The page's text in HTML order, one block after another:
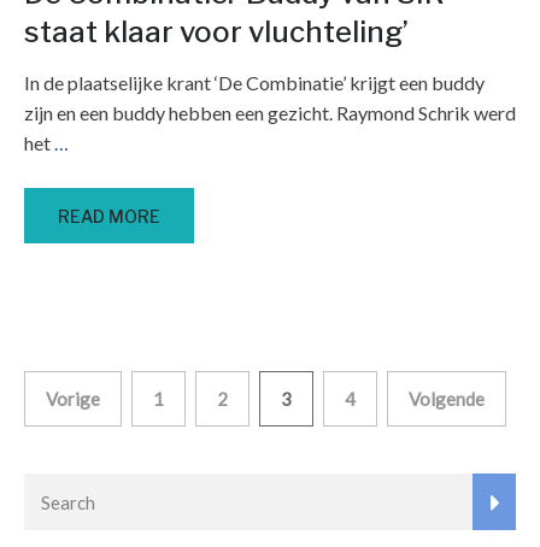
staat klaar voor vluchteling’
In de plaatselijke krant ‘De Combinatie’ krijgt een buddy
zijn en een buddy hebben een gezicht. Raymond Schrik werd
het…
READ MORE
Berichten
Vorige 1 2 3 4 Volgende